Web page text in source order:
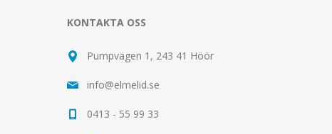
KONTAKTA OSS
Pumpvägen 1, 243 41 Höör
info@elmelid.se
0413 - 55 99 33